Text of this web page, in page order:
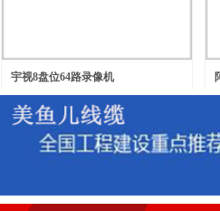
宇视8盘位64路录像机
￥0.00元/台